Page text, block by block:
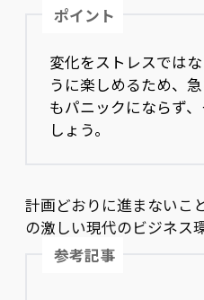
ポイント
変化をストレスでは
うに楽しめるため、
もパニックにならず
しょう。
計画どおりに進まないこ
の激しい現代のビジネス
参考記事